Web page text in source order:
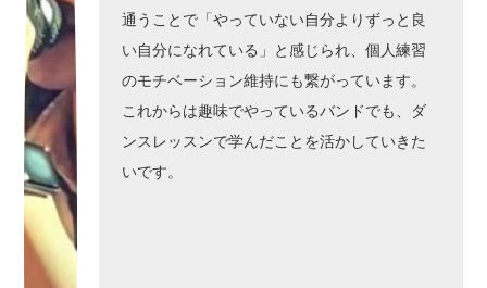
通うことで「やっていない自分よりずっと良
い自分になれている」と感じられ、個人練習
のモチベーション維持にも繋がっています。
これからは趣味でやっているバンドでも、ダ
ンスレッスンで学んだことを活かしていきた
いです。